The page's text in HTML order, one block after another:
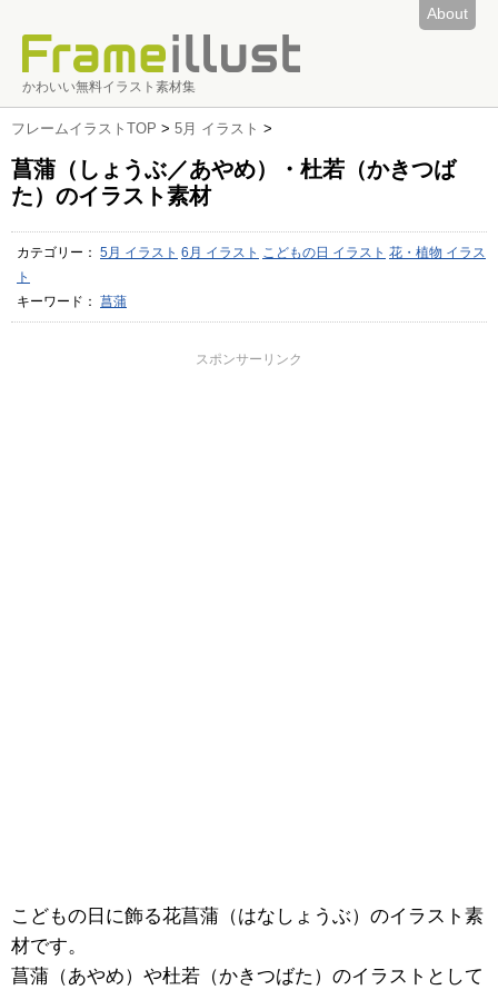
About
かわいい無料イラスト素材集
フレームイラストTOP > 5月 イラスト >
菖蒲（しょうぶ／あやめ）・杜若（かきつば
た）のイラスト素材
カテゴリー： 5月 イラスト 6月 イラスト こどもの日 イラスト 花・植物 イラス
ト
キーワード： 菖蒲
スポンサーリンク
こどもの日に飾る花菖蒲（はなしょうぶ）のイラスト素
材です。
菖蒲（あやめ）や杜若（かきつばた）のイラストとして